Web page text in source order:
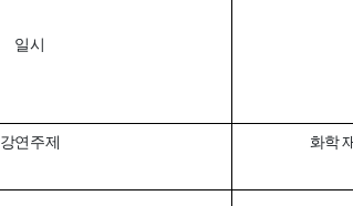
일시
강연주제 화학